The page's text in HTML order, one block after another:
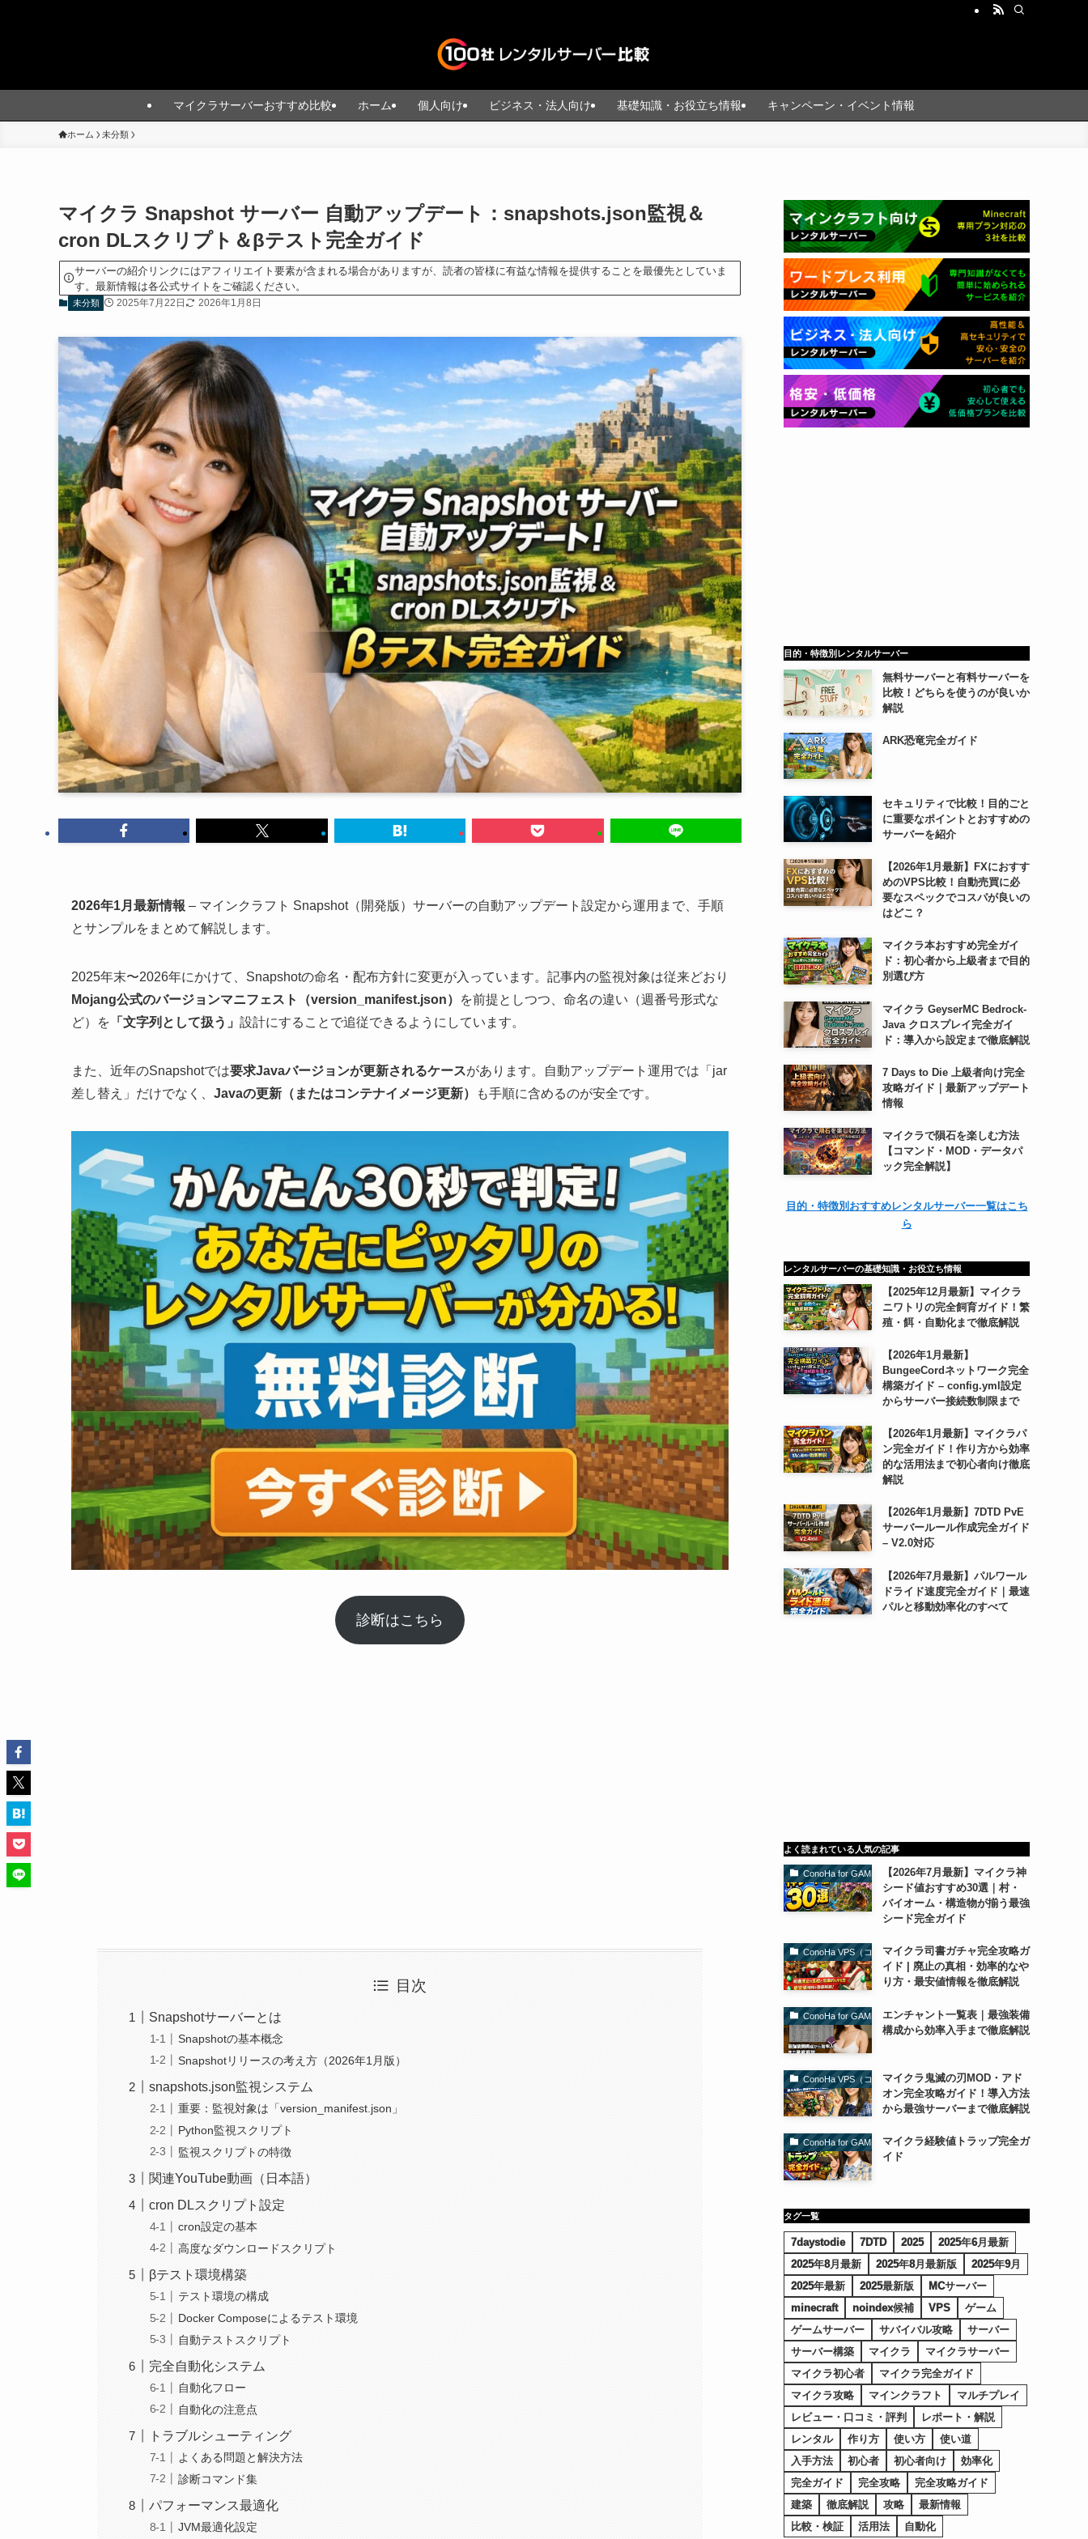
マイクラサーバーおすすめ比較 ホーム 個人向け ビジネス・法人向け 基礎知識・お役立ち情報 キャンペーン・イベント情報
ホーム 未分類
マイクラ Snapshot サーバー 自動アップデート：snapshots.json監視＆
cron DLスクリプト＆βテスト完全ガイド
サーバーの紹介リンクにはアフィリエイト要素が含まれる場合がありますが、読者の皆様に有益な情報を提供することを最優先としていま
す。最新情報は各公式サイトをご確認ください。
未分類 2025年7月22日 2026年1月8日
2026年1月最新情報 – マインクラフト Snapshot（開発版）サーバーの自動アップデート設定から運用まで、手順
とサンプルをまとめて解説します。
2025年末〜2026年にかけて、Snapshotの命名・配布方針に変更が入っています。記事内の監視対象は従来どおり
Mojang公式のバージョンマニフェスト（version_manifest.json）
を前提としつつ、命名の違い（週番号形式な
ど）を 「文字列として扱う」 設計にすることで追従できるようにしています。
また、近年のSnapshotでは要求Javaバージョンが更新されるケースがあります。自動アップデート運用では「jar
差し替え」だけでなく、 Javaの更新（またはコンテナイメージ更新） も手順に含めるのが安全です。
診断はこちら
目次
Snapshotサーバーとは
Snapshotの基本概念
Snapshotリリースの考え方（2026年1月版）
snapshots.json監視システム
重要：監視対象は「version_manifest.json」
Python監視スクリプト
監視スクリプトの特徴
関連YouTube動画（日本語）
cron DLスクリプト設定
cron設定の基本
高度なダウンロードスクリプト
βテスト環境構築
テスト環境の構成
Docker Composeによるテスト環境
自動テストスクリプト
完全自動化システム
自動化フロー
自動化の注意点
トラブルシューティング
よくある問題と解決方法
診断コマンド集
パフォーマンス最適化
JVM最適化設定
目的・特徴別レンタルサーバー
無料サーバーと有料サーバーを
比較！どちらを使うのが良いか
解説
ARK恐竜完全ガイド
セキュリティで比較！目的ごと
に重要なポイントとおすすめの
サーバーを紹介
【2026年1月最新】FXにおすす
めのVPS比較！自動売買に必
要なスペックでコスパが良いの
はどこ？
マイクラ本おすすめ完全ガイ
ド：初心者から上級者まで目的
別選び方
マイクラ GeyserMC Bedrock-
Java クロスプレイ完全ガイ
ド：導入から設定まで徹底解説
7 Days to Die 上級者向け完全
攻略ガイド｜最新アップデート
情報
マイクラで隕石を楽しむ方法
【コマンド・MOD・データパ
ック完全解説】
目的・特徴別おすすめレンタルサーバー一覧はこち
ら
レンタルサーバーの基礎知識・お役立ち情報
【2025年12月最新】マイクラ
ニワトリの完全飼育ガイド！繁
殖・餌・自動化まで徹底解説
【2026年1月最新】
BungeeCordネットワーク完全
構築ガイド – config.yml設定
からサーバー接続数制限まで
【2026年1月最新】マイクラパ
ン完全ガイド！作り方から効率
的な活用法まで初心者向け徹底
解説
【2026年1月最新】7DTD PvE
サーバールール作成完全ガイド
– V2.0対応
【2026年7月最新】パルワール
ドライド速度完全ガイド｜最速
パルと移動効率化のすべて
よく読まれている人気の記事
ConoHa for GAME（コノハforゲーム）【2026年7月最新】マイクラ神
シード値おすすめ30選｜村・
バイオーム・構造物が揃う最強
シード完全ガイド
ConoHa VPS（コノハVPS）マイクラ司書ガチャ完全攻略ガ
イド | 廃止の真相・効率的なや
り方・最安値情報を徹底解説
ConoHa for GAME（コノハforゲーム）
エンチャント一覧表｜最強装備
構成から効率入手まで徹底解説
ConoHa VPS（コノハVPS）マイクラ鬼滅の刃MOD・アド
オン完全攻略ガイド！導入方法
から最強サーバーまで徹底解説
ConoHa for GAME（コノハforゲーム）マイクラ経験値トラップ完全ガ
イド
タグ一覧
7daystodie 7DTD 2025
2025年6月最新
2025年8月最新
2025年8月最新版
2025年9月
2025年最新
2025最新版
MCサーバー
minecraft
noindex候補 VPS
ゲーム
ゲームサーバー
サバイバル攻略
サーバー
サーバー構築
マイクラ
マイクラサーバー
マイクラ初心者
マイクラ完全ガイド
マイクラ攻略
マインクラフト
マルチプレイ
レビュー・口コミ・評判
レポート・解説
レンタル
作り方 使い方
使い道
入手方法
初心者 初心者向け
効率化
完全ガイド
完全攻略
完全攻略ガイド
建築
徹底解説 攻略
最新情報
比較・検証
活用法 自動化